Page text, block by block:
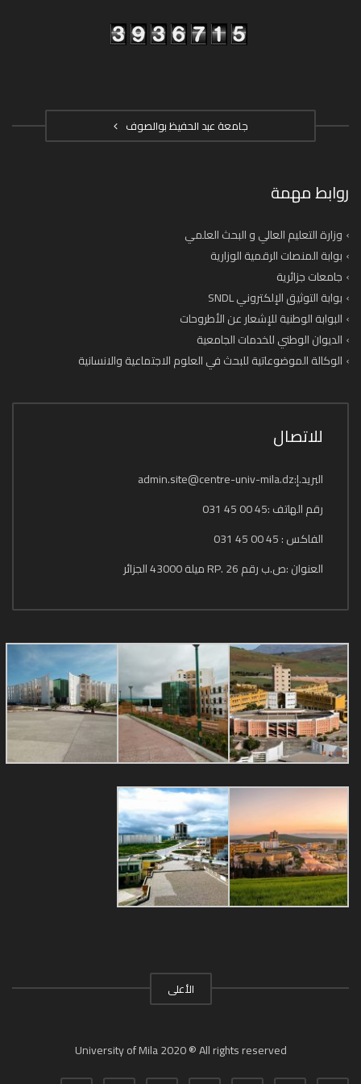
جامعة عبد الحفيظ بوالصوف
روابط مهمة
وزارة التعليم العالي و البحث العلمي
بوابة المنصات الرقمية الوزارية
جامعات جزائرية
بوابة التوثيق الإلكتروني SNDL
البوابة الوطنية للإشعار عن الأطروحات
الديوان الوطني للخدمات الجامعية
الوكالة الموضوعاتية للبحث في العلوم الاجتماعية والانسانية
للاتصال
البريد.إ:admin.site@centre-univ-mila.dz
رقم الهاتف :45 00 45 031
الفاكس : 45 00 45 031
العنوان :ص.ب رقم 26 .RP ميلة 43000 الجزائر
الأعلى
University of Mila 2020 ® All rights reserved